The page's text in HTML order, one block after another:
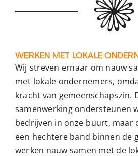
WERKEN MET LOKALE
Wij streven ernaar om nauw
met lokale ondernemers,
kracht van gemeenschapszin.
samenwerking ondersteunen
bedrijven in onze buurt, maar
een hechtere band binnen de
werken nauw samen met de